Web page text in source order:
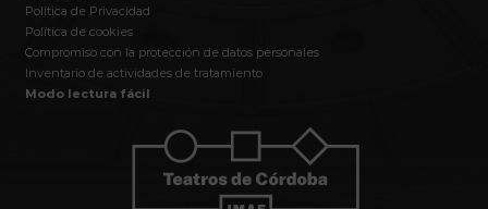
Política de Privacidad
Política de cookies
Compromiso con la protección de datos personales
Inventario de actividades de tratamiento
Modo lectura fácil